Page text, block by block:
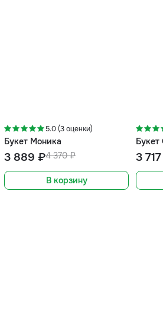
5.0 (3 оценки)
Букет Моника
4 370 ₽
3 889 ₽
В корзину
Букет
3